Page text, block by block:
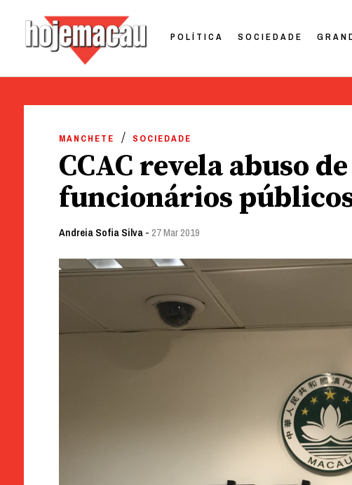
POLÍTICA SOCIEDADE
MANCHETE SOCIEDADE
CCAC revela abuso
funcionários
Andreia Sofia Silva- 27 Mar 2019